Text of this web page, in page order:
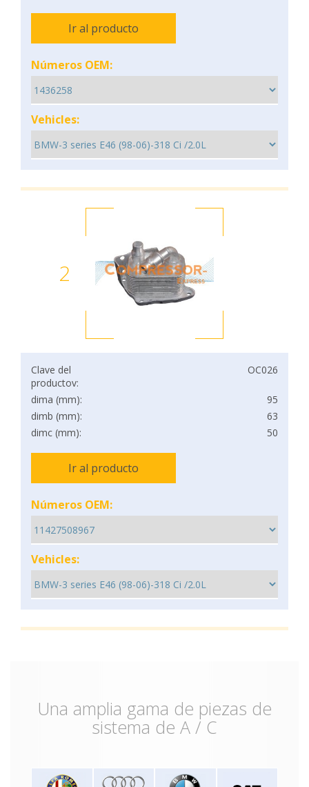
Ir al producto
Números OEM:
Vehicles:
2
Clave del
productov:
OC026
dima (mm):
95
dimb (mm):
63
dimc (mm):
50
Ir al producto
Números OEM:
Vehicles:
Una amplia gama de piezas de
sistema de A / C